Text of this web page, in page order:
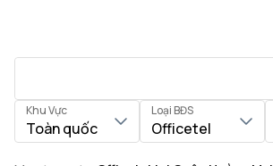
Khu Vực
Toàn quốc
Loại BĐS
Officetel